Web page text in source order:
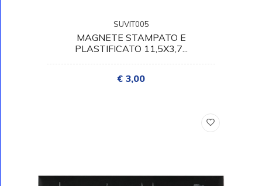
SUVIT005
MAGNETE STAMPATO E
PLASTIFICATO 11,5X3,7...
€ 3,00